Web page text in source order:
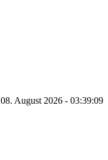
08. August 2026 - 03:39:09